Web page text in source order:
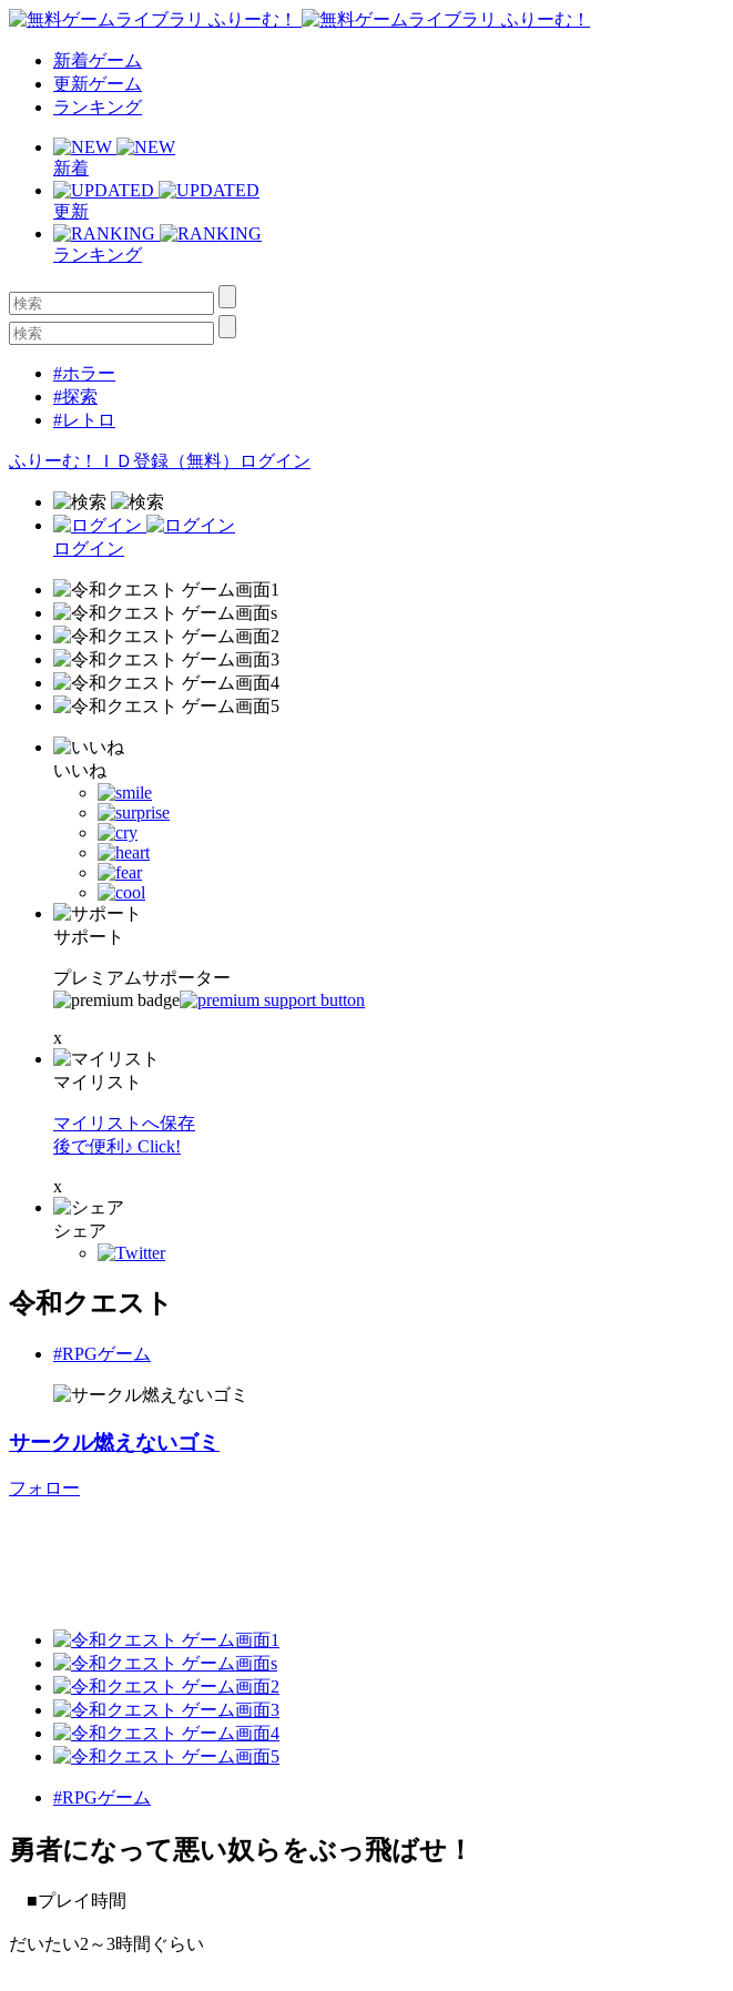
新着ゲーム
更新ゲーム
ランキング
新着
更新
ランキング
#ホラー
#探索
#レトロ
ふりーむ！ＩＤ登録（無料） ログイン
ログイン
いいね
サポート
プレミアムサポーター
x
マイリスト
マイリストへ保存
後で便利♪ Click!
x
シェア
令和クエスト
#RPGゲーム
サークル燃えないゴミ
フォロー
#RPGゲーム
勇者になって悪い奴らをぶっ飛ばせ！
■プレイ時間
だいたい2～3時間ぐらい